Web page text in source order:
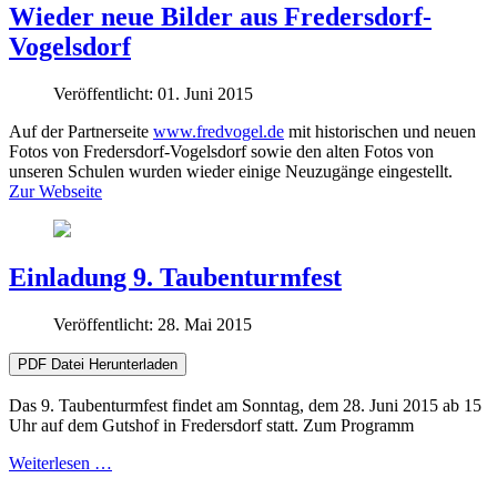
Wieder neue Bilder aus Fredersdorf-
Vogelsdorf
Veröffentlicht: 01. Juni 2015
Auf der Partnerseite www.fredvogel.de mit historischen und neuen
Fotos von Fredersdorf-Vogelsdorf sowie den alten Fotos von
unseren Schulen wurden wieder einige Neuzugänge eingestellt.
Zur Webseite
Einladung 9. Taubenturmfest
Veröffentlicht: 28. Mai 2015
PDF Datei Herunterladen
Das 9. Taubenturmfest findet am Sonntag, dem 28. Juni 2015 ab 15
Uhr auf dem Gutshof in Fredersdorf statt. Zum Programm
Weiterlesen …